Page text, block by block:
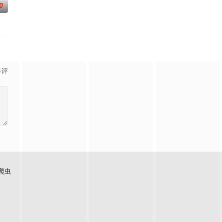
常甄宓是出了名的才貌双全，更被誉
添（罗嘉良 饰）、志强（郭晋安 饰）和文彪（陈锦鸿 饰）是三个一起长
十一便息影，过着相夫教子的平凡生活，一对儿女翊岚、翊风长大后各自组
虫